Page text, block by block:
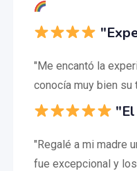
"Me encantó la
conocía muy bien su
"Regalé a mi madre
fue excepcional y